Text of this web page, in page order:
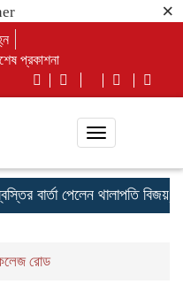
×
প্রকাশনা
Toggle
বার্তা পেলেন থালাপতি বিজয়,
রোড